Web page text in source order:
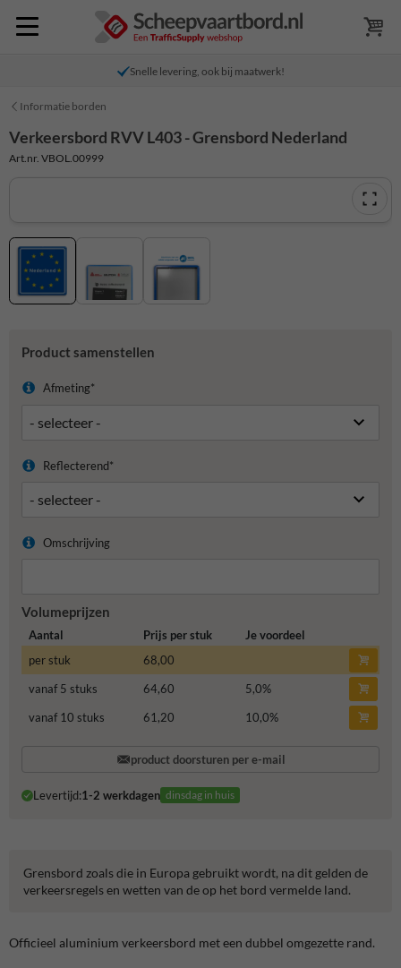
Snelle levering, ook bij maatwerk!
Informatie borden
Verkeersbord RVV L403 - Grensbord Nederland
Art.nr. VBOL.00999
Product samenstellen
Afmeting*
Reflecterend*
Omschrijving
Volumeprijzen
Aantal Prijs per stuk
Je voordeel
per stuk
68,00
vanaf 5 stuks
64,60 5,0%
vanaf 10 stuks
61,20 10,0%
product doorsturen per e-mail
Levertijd:1-2 werkdagen dinsdag in huis
Grensbord zoals die in Europa gebruikt wordt, na dit gelden de
verkeersregels en wetten van de op het bord vermelde land.
Officieel aluminium verkeersbord met een dubbel omgezette rand.